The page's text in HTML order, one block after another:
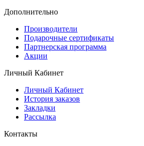
Дополнительно
Производители
Подарочные сертификаты
Партнерская программа
Акции
Личный Кабинет
Личный Кабинет
История заказов
Закладки
Рассылка
Контакты